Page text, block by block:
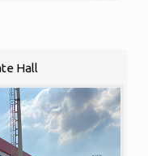
Hall